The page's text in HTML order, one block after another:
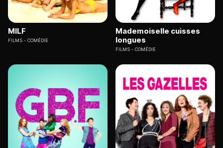
MILF
FILMS COMÉDIE
Mademoiselle cuisses
longues
FILMS COMÉDIE